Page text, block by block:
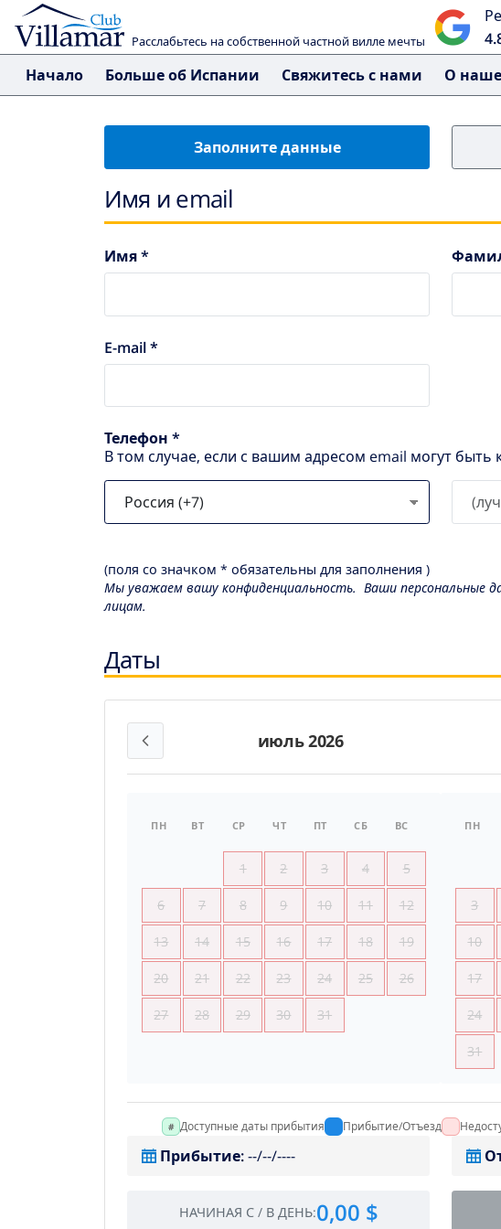
Расслабьтесь на собственной частной вилле мечты
Начало Больше об Испании Свяжитесь с нами О
Заполните данные
Имя и email
Имя *
E-mail *
Телефон *
В том случае, если с вашим адресом email могут
(поля со значком * обязательны для заполнения )
Мы уважаем вашу конфиденциальность. Ваши персональные
лицам.
Даты
июль 2026
ПН ВТ СР ЧТ ПТ СБ ВС
1 2 3 4 5
6 7 8 9 10 11 12
13 14 15 16 17 18 19
20 21 22 23 24 25 26
27 28 29 30 31
ПН
3
10
17
24
31
Доступные даты прибытия Прибытие/Отъезд
Прибытие:--/--/----
НАЧИНАЯ С/ В ДЕНЬ:0,00 $